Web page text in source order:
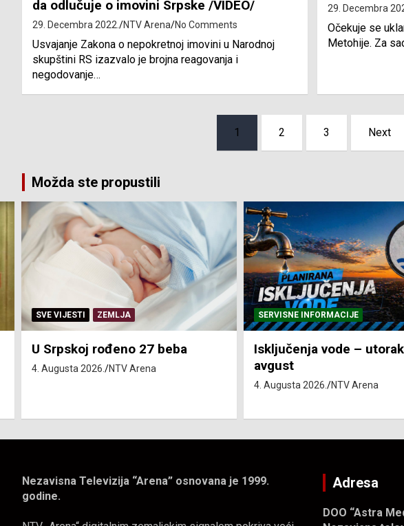
da odlučuje o imovini Srpske /VIDEO/
29. Decembra 2022. NTV Arena No Comments
Usvajanje Zakona o nepokretnoj imovini u Narodnoj
skupštini RS izazvalo je brojna reagovanja i
negodovanje…
29. Decembra
Očekuje se
Metohije. Za
1 2 3 Next
Možda ste propustili
SERVISNE INFORMACIJE
Isključenja vode – utorak 4.
avgust
SERVISNE INFORMACIJE
Isključenja el. energije –
4. avgust
4. Augusta 2026. NTV Arena
Nezavisna Televizija “Arena” osnovana je 1999.
godine.
Adresa
DOO “Astra